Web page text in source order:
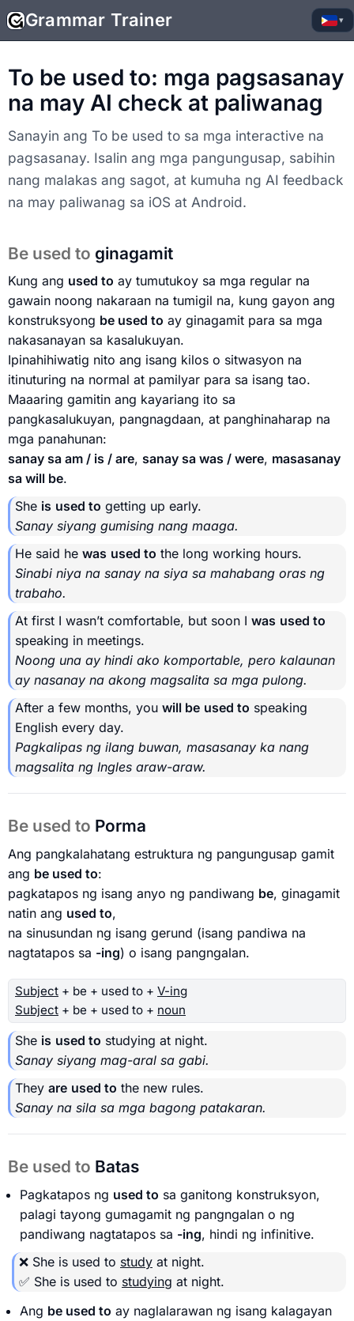
Grammar Trainer ▾
To be used to: mga pagsasanay
na may AI check at paliwanag
Sanayin ang To be used to sa mga interactive na
pagsasanay. Isalin ang mga pangungusap, sabihin
nang malakas ang sagot, at kumuha ng AI feedback
na may paliwanag sa iOS at Android.
Be used to ginagamit
Kung ang used to ay tumutukoy sa mga regular na
gawain noong nakaraan na tumigil na, kung gayon ang
konstruksyong be used to ay ginagamit para sa mga
nakasanayan sa kasalukuyan.
Ipinahihiwatig nito ang isang kilos o sitwasyon na
itinuturing na normal at pamilyar para sa isang tao.
Maaaring gamitin ang kayariang ito sa
pangkasalukuyan, pangnagdaan, at panghinaharap na
mga panahunan:
sanay sa am / is / are, sanay sa was / were, masasanay
sa will be.
She is used to getting up early.
Sanay siyang gumising nang maaga.
He said he was used to the long working hours.
Sinabi niya na sanay na siya sa mahabang oras ng
trabaho.
At first I wasn’t comfortable, but soon I was used to
speaking in meetings.
Noong una ay hindi ako komportable, pero kalaunan
ay nasanay na akong magsalita sa mga pulong.
After a few months, you will be used to speaking
English every day.
Pagkalipas ng ilang buwan, masasanay ka nang
magsalita ng Ingles araw-araw.
Be used to Porma
Ang pangkalahatang estruktura ng pangungusap gamit
ang be used to:
pagkatapos ng isang anyo ng pandiwang be, ginagamit
natin ang used to,
na sinusundan ng isang gerund (isang pandiwa na
nagtatapos sa -ing) o isang pangngalan.
Subject + be + used to + V-ing
Subject + be + used to + noun
She is used to studying at night.
Sanay siyang mag-aral sa gabi.
They are used to the new rules.
Sanay na sila sa mga bagong patakaran.
Be used to Batas
Pagkatapos ng used to sa ganitong konstruksyon,
palagi tayong gumagamit ng pangngalan o ng
pandiwang nagtatapos sa -ing, hindi ng infinitive.
❌ She is used to study at night.
✅ She is used to studying at night.
Ang be used to ay naglalarawan ng isang kalagayan